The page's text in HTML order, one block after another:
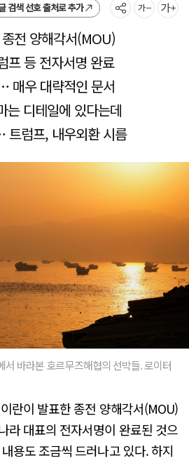
검색 선호 출처로 추가
전 양해각서(MOU)
프 등 전자서명 완료
매우 대략적인 문서
디테일에 있다는데
트럼프, 내우외환 시름
서 바라본 호르무즈해협의 선박들. 로이터
란이 발표한 종전 양해각서(MOU)
라 대표의 전자서명이 완료된 것으
용도 조금씩 드러나고 있다. 하지